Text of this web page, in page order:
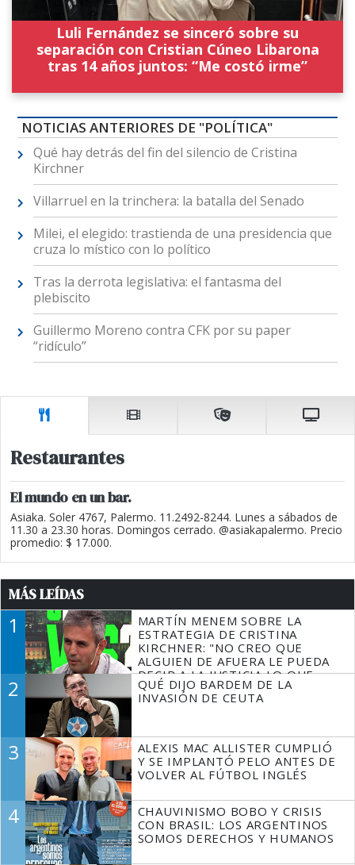
Luli Fernández se sinceró sobre su
separación con Cristian Cúneo Libarona
tras 14 años juntos: “Me costó irme”
NOTICIAS ANTERIORES DE "POLÍTICA"
Qué hay detrás del fin del silencio de Cristina
Kirchner
Villarruel en la trinchera: la batalla del Senado
Milei, el elegido: trastienda de una presidencia que
cruza lo místico con lo político
Tras la derrota legislativa: el fantasma del
plebiscito
Guillermo Moreno contra CFK por su paper
“ridículo”
Restaurantes
El mundo en un bar.
Asiaka. Soler 4767, Palermo. 11.2492-8244. Lunes a sábados de
11.30 a 23.30 horas. Domingos cerrado. @asiakapalermo. Precio
promedio: $ 17.000.
MÁS LEÍDAS
1
MARTÍN MENEM SOBRE LA
ESTRATEGIA DE CRISTINA
KIRCHNER: "NO CREO QUE
ALGUIEN DE AFUERA LE PUEDA
DECIR A LA JUSTICIA LO QUE
TIENE QUE HACER"
2
QUÉ DIJO BARDEM DE LA
INVASIÓN DE CEUTA
3
ALEXIS MAC ALLISTER CUMPLIÓ
Y SE IMPLANTÓ PELO ANTES DE
VOLVER AL FÚTBOL INGLÉS
4
CHAUVINISMO BOBO Y CRISIS
CON BRASIL: LOS ARGENTINOS
SOMOS DERECHOS Y HUMANOS